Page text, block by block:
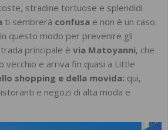
stradine tortuose e splendidi
ti sembrerà confusa e non è un caso.
questo modo per prevenire gli
principale è via Matoyanni, che
vecchio e arriva fin quasi a Little
shopping e della movida: qui,
e negozi di alta moda e